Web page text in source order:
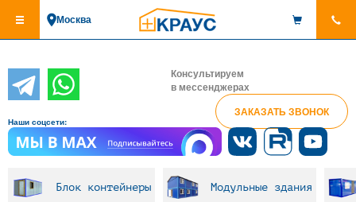
основному
Москва
Консультируем
в мессенджерах
ЗАКАЗАТЬ ЗВОНОК
Наши соцсети:
Блок контейнеры Модульные здания